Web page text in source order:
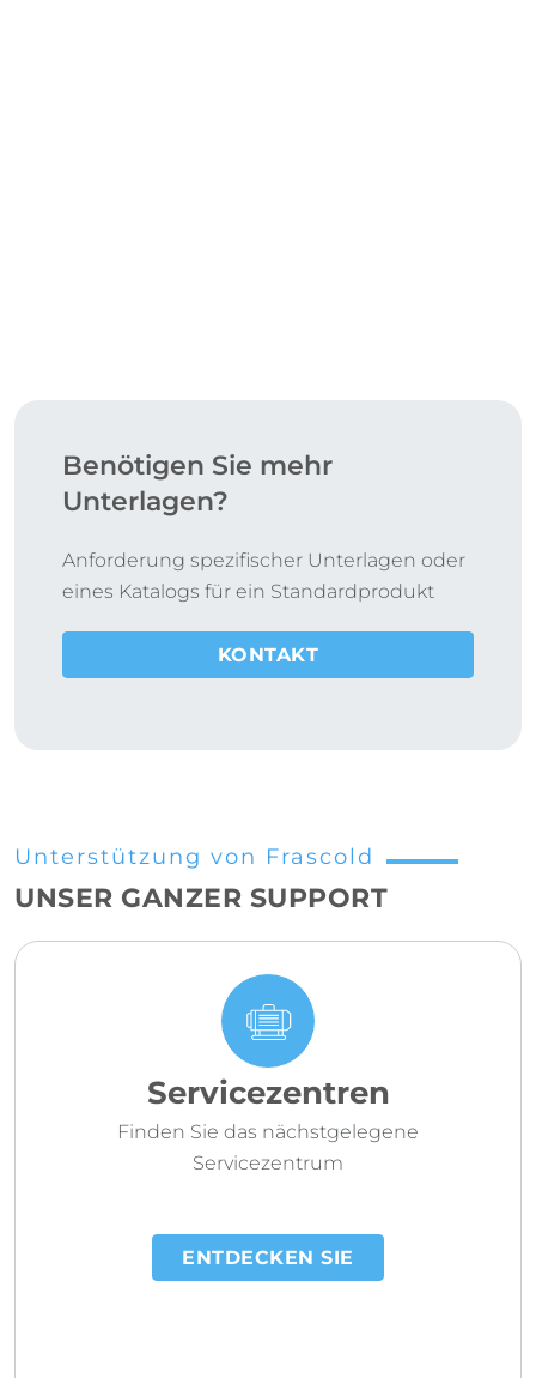
Benötigen Sie mehr
Unterlagen?
Anforderung spezifischer Unterlagen oder
eines Katalogs für ein Standardprodukt
KONTAKT
Unterstützung von Frascold
UNSER GANZER SUPPORT
Servicezentren
Finden Sie das nächstgelegene
Servicezentrum
ENTDECKEN SIE